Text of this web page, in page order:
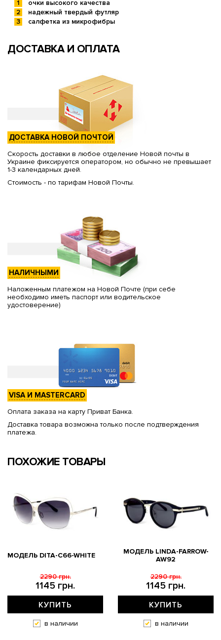
очки высокого качества
надежный твердый футляр
салфетка из микрофибры
ДОСТАВКА И ОПЛАТА
ДОСТАВКА НОВОЙ ПОЧТОЙ
Скорость доставки в любое отделение Новой почты в
Украине фиксируется оператором, но обычно не превышает
1-3 календарных дней.
Стоимость - по тарифам Новой Почты.
НАЛИЧНЫМИ
Наложенным платежом на Новой Почте (при себе
необходимо иметь паспорт или водительское
удостоверение)
VISA И MASTERCARD
Оплата заказа на карту Приват Банка.
Доставка товара возможна только после подтверждения
платежа.
ПОХОЖИЕ ТОВАРЫ
МОДЕЛЬ DITA-C66-WHITE
1145 грн.
2290 грн.
КУПИТЬ
в наличии
МОДЕЛЬ LINDA-FARROW-
AW92
1145 грн.
2290 грн.
КУПИТЬ
в наличии